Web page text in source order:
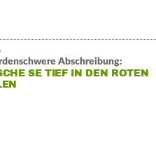
Abschreibung:
SE TIEF IN DEN ROTEN